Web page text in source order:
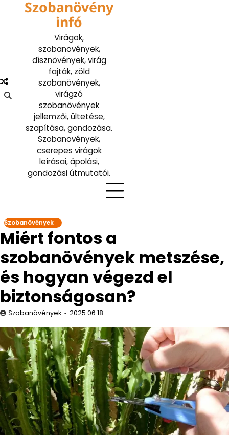
Szobanövény
infó
Virágok,
szobanövények,
dísznövények, virág
fajták, zöld
szobanövények,
virágzó
szobanövények
jellemzői, ültetése,
szapítása, gondozása.
Szobanövények,
cserepes virágok
leírásai, ápolási,
gondozási útmutatói.
Szobanövények
Miért fontos a
szobanövények metszése,
és hogyan végezd el
biztonságosan?
Szobanövények 2025.06.18.